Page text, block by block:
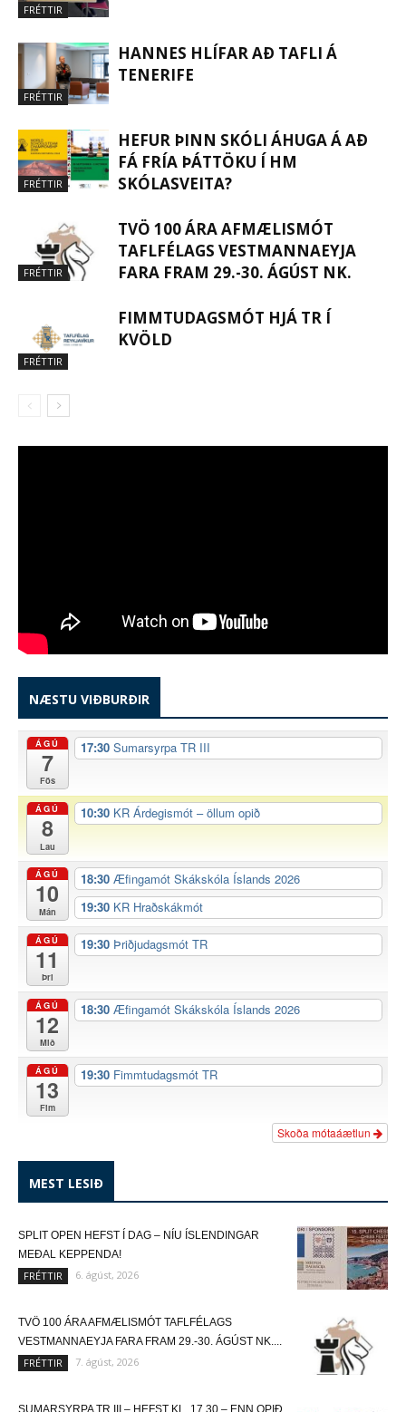
FRÉTTIR
FRÉTTIR
HANNES HLÍFAR AÐ TAFLI Á
TENERIFE
FRÉTTIR
HEFUR ÞINN SKÓLI ÁHUGA Á AÐ
FÁ FRÍA ÞÁTTÖKU Í HM
SKÓLASVEITA?
FRÉTTIR
TVÖ 100 ÁRA AFMÆLISMÓT
TAFLFÉLAGS VESTMANNAEYJA
FARA FRAM 29.-30. ÁGÚST NK.
FRÉTTIR
FIMMTUDAGSMÓT HJÁ TR Í
KVÖLD
NÆSTU VIÐBURÐIR
ÁGÚ
7
Fös
17:30 Sumarsyrpa TR III
ÁGÚ
8
Lau
10:30 KR Árdegismót – öllum opið
ÁGÚ
10
Mán
18:30 Æfingamót Skákskóla Íslands 2026
19:30 KR Hraðskákmót
ÁGÚ
11
Þri
19:30 Þriðjudagsmót TR
ÁGÚ
12
Mið
18:30 Æfingamót Skákskóla Íslands 2026
ÁGÚ
13
Fim
19:30 Fimmtudagsmót TR
Skoða mótaáætlun
MEST LESIÐ
SPLIT OPEN HEFST Í DAG – NÍU ÍSLENDINGAR
MEÐAL KEPPENDA!
FRÉTTIR 6. ágúst, 2026
TVÖ 100 ÁRA AFMÆLISMÓT TAFLFÉLAGS
VESTMANNAEYJA FARA FRAM 29.-30. ÁGÚST NK....
FRÉTTIR 7. ágúst, 2026
SUMARSYRPA TR III – HEFST KL. 17.30 – ENN OPIÐ